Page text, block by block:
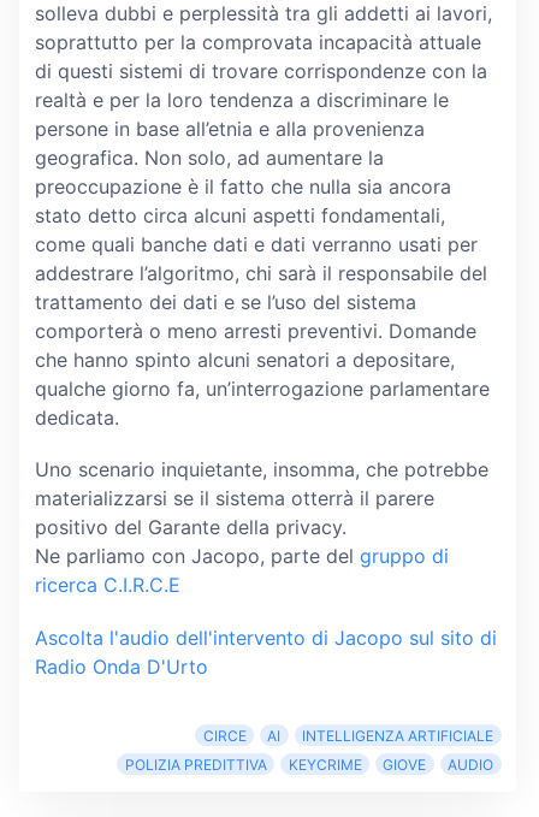
solleva dubbi e perplessità tra gli addetti ai lavori,
soprattutto per la comprovata incapacità attuale
di questi sistemi di trovare corrispondenze con la
realtà e per la loro tendenza a discriminare le
persone in base all’etnia e alla provenienza
geografica. Non solo, ad aumentare la
preoccupazione è il fatto che nulla sia ancora
stato detto circa alcuni aspetti fondamentali,
come quali banche dati e dati verranno usati per
addestrare l’algoritmo, chi sarà il responsabile del
trattamento dei dati e se l’uso del sistema
comporterà o meno arresti preventivi. Domande
che hanno spinto alcuni senatori a depositare,
qualche giorno fa, un’interrogazione parlamentare
dedicata.
Uno scenario inquietante, insomma, che potrebbe
materializzarsi se il sistema otterrà il parere
positivo del Garante della privacy.
Ne parliamo con Jacopo, parte del gruppo di
ricerca C.I.R.C.E
Ascolta l'audio dell'intervento di Jacopo sul sito di
Radio Onda D'Urto
CIRCE AI
INTELLIGENZA ARTIFICIALE
POLIZIA PREDITTIVA
KEYCRIME GIOVE AUDIO